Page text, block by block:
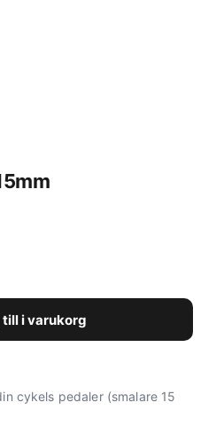
till i varukorg
cykels pedaler (smalare 15